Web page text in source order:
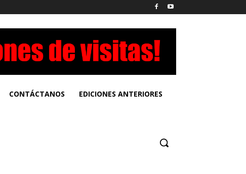
CONTÁCTANOS EDICIONES ANTERIORES